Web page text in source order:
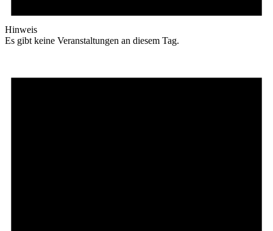
Hinweis
Es gibt keine Veranstaltungen an diesem Tag.